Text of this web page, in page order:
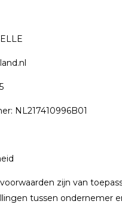
NL217410996B01
zijn van
tussen ondernemer